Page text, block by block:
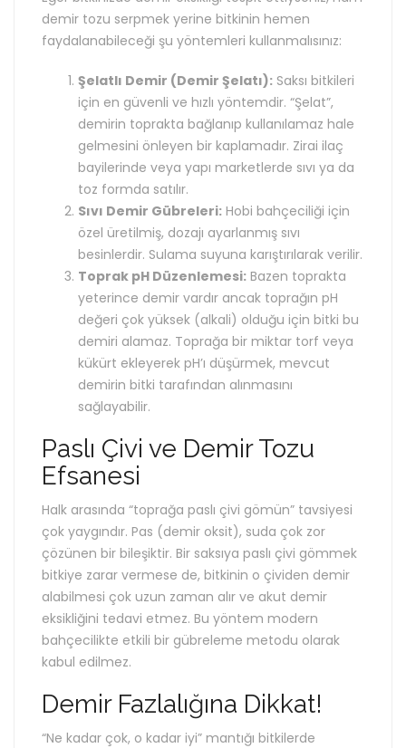
demir tozu serpmek yerine bitkinin hemen
faydalanabileceği şu yöntemleri kullanmalısınız:
Şelatlı Demir (Demir Şelatı): Saksı bitkileri
için en güvenli ve hızlı yöntemdir. “Şelat”,
demirin toprakta bağlanıp kullanılamaz hale
gelmesini önleyen bir kaplamadır. Zirai ilaç
bayilerinde veya yapı marketlerde sıvı ya da
toz formda satılır.
Sıvı Demir Gübreleri: Hobi bahçeciliği için
özel üretilmiş, dozajı ayarlanmış sıvı
besinlerdir. Sulama suyuna karıştırılarak verilir.
Toprak pH Düzenlemesi: Bazen toprakta
yeterince demir vardır ancak toprağın pH
değeri çok yüksek (alkali) olduğu için bitki bu
demiri alamaz. Toprağa bir miktar torf veya
kükürt ekleyerek pH’ı düşürmek, mevcut
demirin bitki tarafından alınmasını
sağlayabilir.
Paslı Çivi ve Demir Tozu
Efsanesi
Halk arasında “toprağa paslı çivi gömün” tavsiyesi
çok yaygındır. Pas (demir oksit), suda çok zor
çözünen bir bileşiktir. Bir saksıya paslı çivi gömmek
bitkiye zarar vermese de, bitkinin o çividen demir
alabilmesi çok uzun zaman alır ve akut demir
eksikliğini tedavi etmez. Bu yöntem modern
bahçecilikte etkili bir gübreleme metodu olarak
kabul edilmez.
Demir Fazlalığına Dikkat!
“Ne kadar çok, o kadar iyi” mantığı bitkilerde